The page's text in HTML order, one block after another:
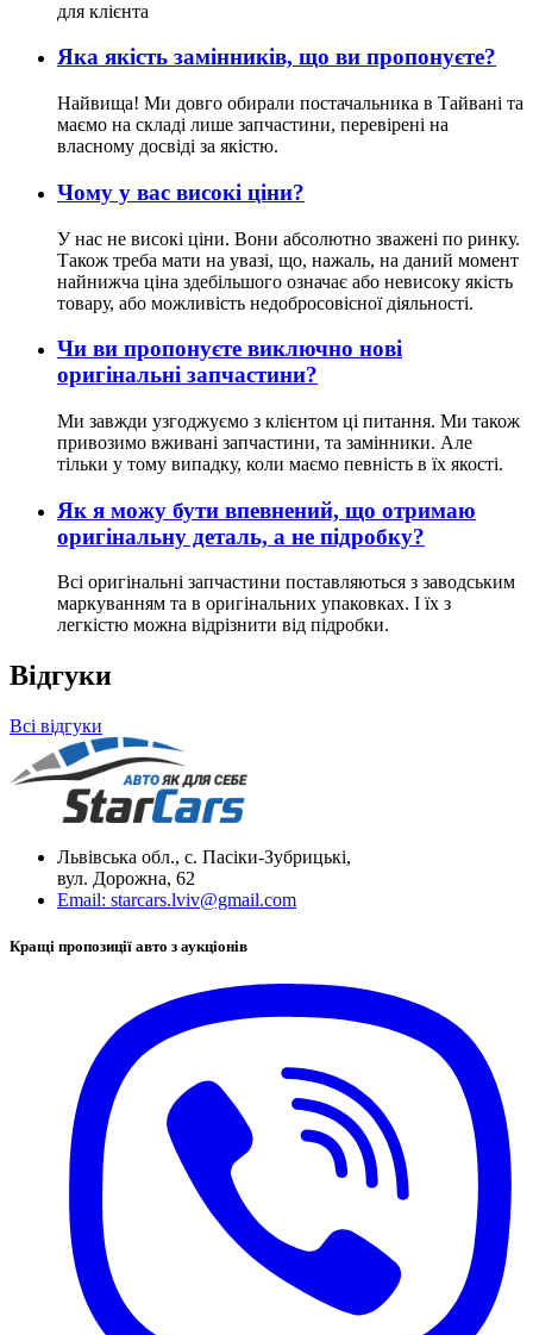
для клієнта
Яка якість замінників, що ви пропонуєте?
Найвища! Ми довго обирали постачальника в Тайвані та
маємо на складі лише запчастини, перевірені на
власному досвіді за якістю.
Чому у вас високі ціни?
У нас не високі ціни. Вони абсолютно зважені по ринку.
Також треба мати на увазі, що, нажаль, на даний момент
найнижча ціна здебільшого означає або невисоку якість
товару, або можливість недобросовісної діяльності.
Чи ви пропонуєте виключно нові
оригінальні запчастини?
Ми завжди узгоджуємо з клієнтом ці питання. Ми також
привозимо вживані запчастини, та замінники. Але
тільки у тому випадку, коли маємо певність в їх якості.
Як я можу бути впевнений, що отримаю
оригінальну деталь, а не підробку?
Всі оригінальні запчастини поставляються з заводським
маркуванням та в оригінальних упаковках. І їх з
легкістю можна відрізнити від підробки.
Відгуки
Всі відгуки
Львівська обл., с. Пасіки-Зубрицькі,
вул. Дорожна, 62
Email: starcars.lviv@gmail.com
Кращі пропозиції авто з аукціонів